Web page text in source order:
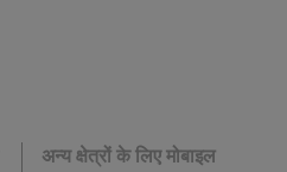
अन्य क्षेत्रों के लिए मोबाइल